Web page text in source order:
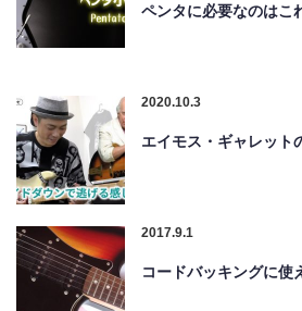
ペンタに必要なのはこ
2020.10.3
エイモス・ギャレット
2017.9.1
コードバッキングに使